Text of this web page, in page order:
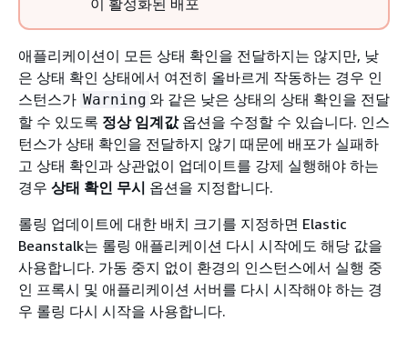
이 활성화된 배포
애플리케이션이 모든 상태 확인을 전달하지는 않지만, 낮
은 상태 확인 상태에서 여전히 올바르게 작동하는 경우 인
스턴스가 Warning 와 같은 낮은 상태의 상태 확인을 전달
할 수 있도록 정상 임계값옵션을 수정할 수 있습니다. 인스
턴스가 상태 확인을 전달하지 않기 때문에 배포가 실패하
고 상태 확인과 상관없이 업데이트를 강제 실행해야 하는
경우 상태 확인 무시 옵션을 지정합니다.
롤링 업데이트에 대한 배치 크기를 지정하면 Elastic
Beanstalk는 롤링 애플리케이션 다시 시작에도 해당 값을
사용합니다. 가동 중지 없이 환경의 인스턴스에서 실행 중
인 프록시 및 애플리케이션 서버를 다시 시작해야 하는 경
우 롤링 다시 시작을 사용합니다.